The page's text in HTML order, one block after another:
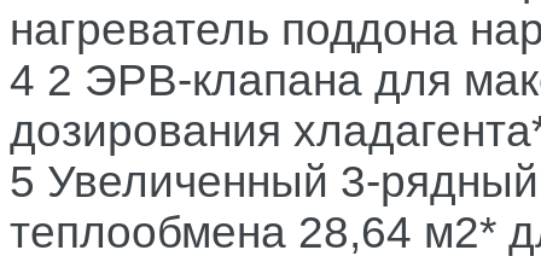
нагреватель поддона
4 2 ЭРВ-клапана для
дозирования
5 Увеличенный 3-
теплообмена 28,64 м2*